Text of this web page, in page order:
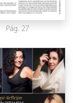
Pág. 27